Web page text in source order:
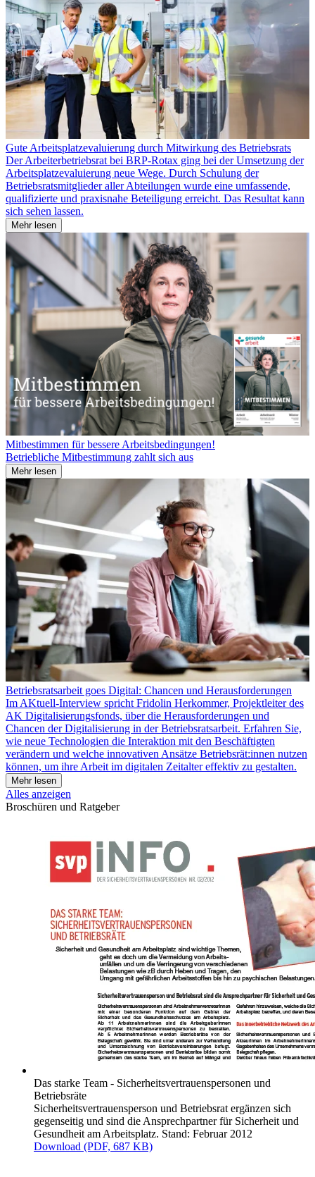
Gute Arbeitsplatzevaluierung durch Mitwirkung des Betriebsrats
Der Arbeiterbetriebsrat bei BRP-Rotax ging bei der Umsetzung der
Arbeitsplatzevaluierung neue Wege. Durch Schulung der
Betriebsratsmitglieder aller Abteilungen wurde eine umfassende,
qualifizierte und praxisnahe Beteiligung erreicht. Das Resultat kann
sich sehen lassen.
Mehr lesen
Mitbestimmen für bessere Arbeitsbedingungen!
Betriebliche Mitbestimmung zahlt sich aus
Mehr lesen
Betriebsratsarbeit goes Digital: Chancen und Herausforderungen
Im AKtuell-Interview spricht Fridolin Herkommer, Projektleiter des
AK Digitalisierungsfonds, über die Herausforderungen und
Chancen der Digitalisierung in der Betriebsratsarbeit. Erfahren Sie,
wie neue Technologien die Interaktion mit den Beschäftigten
verändern und welche innovativen Ansätze Betriebsrät:innen nutzen
können, um ihre Arbeit im digitalen Zeitalter effektiv zu gestalten.
Mehr lesen
Alles anzeigen
Broschüren und Ratgeber
Das starke Team - Sicherheitsvertrauenspersonen und
Betriebsräte
Sicherheitsvertrauensperson und Betriebsrat ergänzen sich
gegenseitig und sind die Ansprechpartner für Sicherheit und
Gesundheit am Arbeitsplatz. Stand: Februar 2012
Download (PDF, 687 KB)